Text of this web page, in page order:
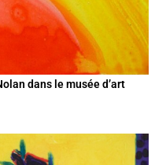
dans le musée d’art